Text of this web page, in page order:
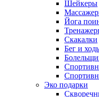
Шейкеры
Йога
Скакалки
Бег и
Эко подарки